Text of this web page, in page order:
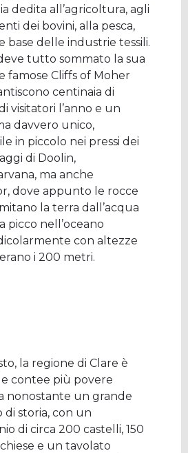
dedita all’agricoltura, agli
dei bovini, alla pesca,
base delle industrie tessili.
tutto sommato la sua
famose Cliffs of Moher
centinaia di
visitatori l’anno e un
davvero unico,
in piccolo nei pressi dei
di Doolin,
ma anche
dove appunto le rocce
la terra dall’acqua
picco nell’oceano
con altezze
i 200 metri.
la regione di Clare è
contee più povere
nonostante un grande
di storia, con un
di circa 200 castelli, 150
e un tavolato